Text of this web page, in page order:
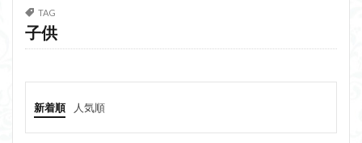
TAG
子供
新着順 人気順